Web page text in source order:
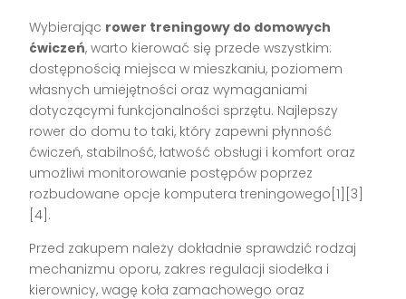
Wybierając rower treningowy do domowych
ćwiczeń, warto kierować się przede wszystkim:
dostępnością miejsca w mieszkaniu, poziomem
własnych umiejętności oraz wymaganiami
dotyczącymi funkcjonalności sprzętu. Najlepszy
rower do domu to taki, który zapewni płynność
ćwiczeń, stabilność, łatwość obsługi i komfort oraz
umożliwi monitorowanie postępów poprzez
rozbudowane opcje komputera treningowego[1][3]
[4].
Przed zakupem należy dokładnie sprawdzić rodzaj
mechanizmu oporu, zakres regulacji siodełka i
kierownicy, wagę koła zamachowego oraz